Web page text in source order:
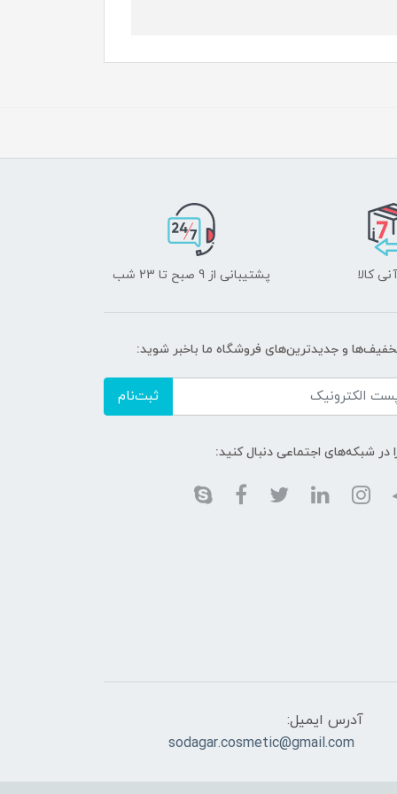
کالا پشتیبانی از 9 صبح تا 23 شب
و جدیدترین‌های فروشگاه ما باخبر شوید:
ثبت‌نام
در شبکه‌های اجتماعی دنبال کنید:
آدرس ایمیل:
sodagar.cosmetic@gmail.com